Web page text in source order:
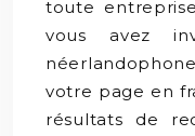
toute
vous avez
votre page en
résultats de